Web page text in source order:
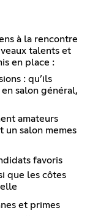
à la rencontre
talents et
en place :
: qu’ils
salon général,
amateurs
un salon memes
favoris
que les côtes
et primes